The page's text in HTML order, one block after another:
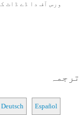
ترجمہ
Deutsch Español